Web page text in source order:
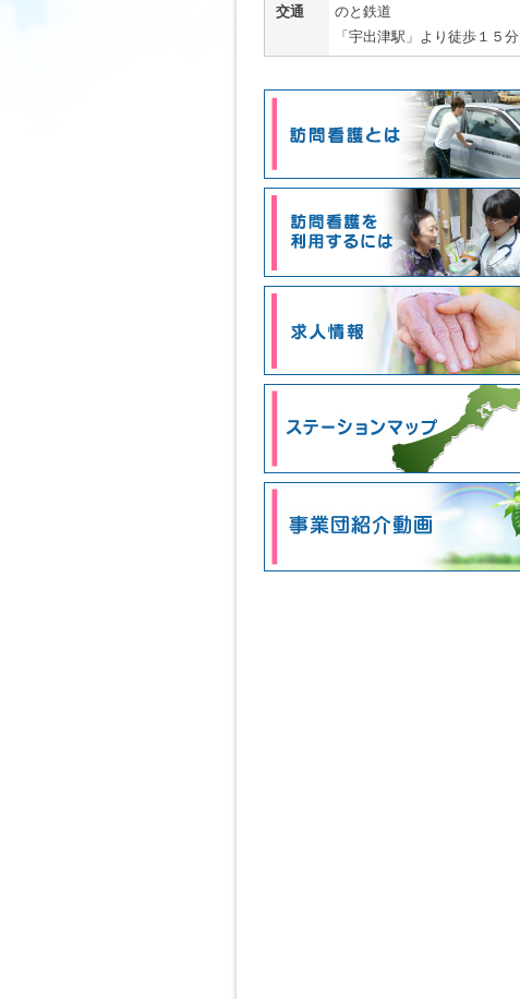
交通
のと鉄道
「宇出津駅」より徒歩１５分